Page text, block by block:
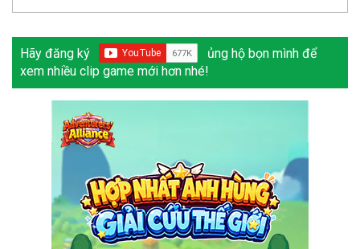
Hãy đăng ký
ủng hộ bọn mình để
xem nhiều clip game mới hơn nhé!